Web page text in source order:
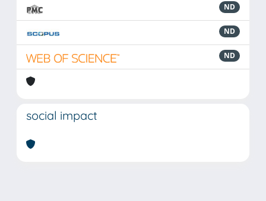
ND
ND
ND
social impact